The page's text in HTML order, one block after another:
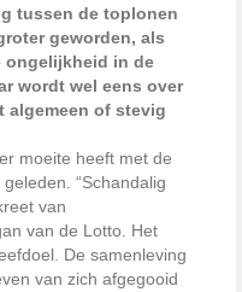
tussen de toplonen
geworden, als
ongelijkheid in de
wordt wel eens over
algemeen of stevig
moeite heeft met de
“Schandalig
van
van de Lotto. Het
De samenleving
van zich afgegooid